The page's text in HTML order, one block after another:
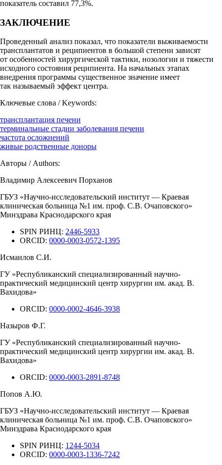
показатель составил 77,3%.
ЗАКЛЮЧЕНИЕ
Проведенный анализ показал, что показатели выживаемости
трансплантатов и реципиентов в большой степени зависят
от особенностей хирургической тактики, нозологии и тяжести
исходного состояния реципиента. На начальных этапах
внедрения программы существенное значение имеет
так называемый эффект центра.
Ключевые слова / Keywords:
трансплантация печени
терминальные стадии заболевания печени
частота осложнений
живые родственные доноры
Авторы / Authors:
Владимир Алексеевич Порханов
ГБУЗ «Научно-исследовательский институт — Краевая
клиническая больница №1 им. проф. С.В. Очаповского»
Минздрава Краснодарского края
SPIN РИНЦ: 2446-5933
ORCID: 0000-0003-0572-1395
Исмаилов С.И.
ГУ «Республиканский специализированный научно-
практический медицинский центр хирургии им. акад. В.
Вахидова»
ORCID: 0000-0002-4646-3938
Назыров Ф.Г.
ГУ «Республиканский специализированный научно-
практический медицинский центр хирургии им. акад. В.
Вахидова»
ORCID: 0000-0003-2891-8748
Попов А.Ю.
ГБУЗ «Научно-исследовательский институт — Краевая
клиническая больница №1 им. проф. С.В. Очаповского»
Минздрава Краснодарского края
SPIN РИНЦ: 1244-5034
ORCID: 0000-0003-1336-7242